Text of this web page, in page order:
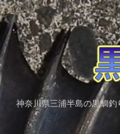
神奈川県三浦半島の黒鯛